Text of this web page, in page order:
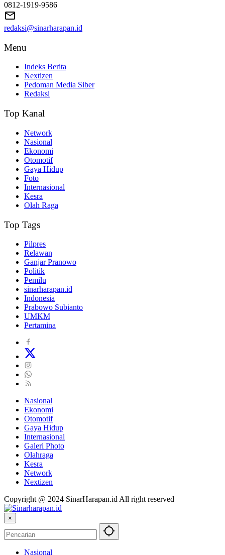
0812-1919-9586
redaksi@sinarharapan.id
Menu
Indeks Berita
Nextizen
Pedoman Media Siber
Redaksi
Top Kanal
Network
Nasional
Ekonomi
Otomotif
Gaya Hidup
Foto
Internasional
Kesra
Olah Raga
Top Tags
Pilpres
Relawan
Ganjar Pranowo
Politik
Pemilu
sinarharapan.id
Indonesia
Prabowo Subianto
UMKM
Pertamina
Nasional
Ekonomi
Otomotif
Gaya Hidup
Internasional
Galeri Photo
Olahraga
Kesra
Network
Nextizen
Copyright @ 2024 SinarHarapan.id All right reserved
×
Nasional